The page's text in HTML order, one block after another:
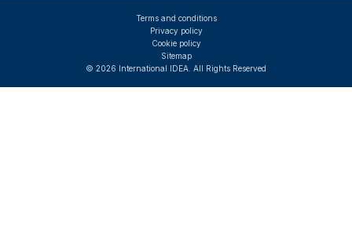
© 2026 International IDEA. All Rights Reserved
Terms and conditions
Privacy policy
Cookie policy
Sitemap